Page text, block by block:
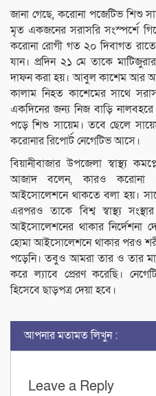
জানা গেছে, করোনা পজেটিভ শিশু
মৃত একজনের সরাসরি সংস্পর্শে
করোনা রোগী গত ২০ দিবাগত রাতে
যান। প্রদিন ২১ মে তাকে
দাফন করা হয়। আবুল কাশেম আর
কালাম নিহত কাশেমের সাথে
একদিনের জন্য নিজ বাড়ি
পড়ে শিশু সায়েম। তবে ছেলে
করোনার রিপোর্ট নেগেটিভ আসে।
বিয়ানীবাজার উপজেলা স্বাস্থ্য
আজাদ বলেন, কারও করোনা
আইসোলেশনে থাকতে বলা হয়।
এরপরও তাকে বিশ্ব স্বাস্থ্য
আইসোলেশনের থাকার নির্দেশনা
হোমা আইসোলেশনে থাকার পরও
পড়েনি। তবুও আমরা তার ও তার
করে ল্যাবে প্রেরণ করেছি।
হিসেবে ছাড়পত্র দেয়া হবে।
আপনার মতামত লিখুন :
Leave a Reply